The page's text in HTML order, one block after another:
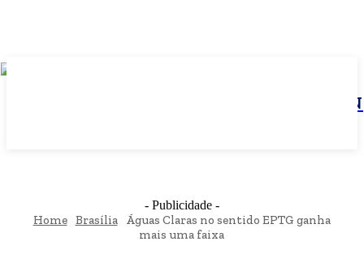
JBN
- Publicidade -
Home Brasília
Águas Claras no sentido EPTG ganha
mais uma faixa